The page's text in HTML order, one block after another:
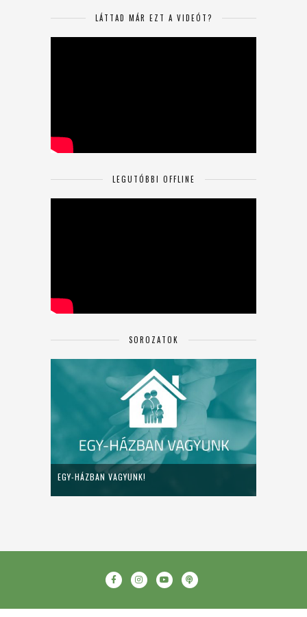
LÁTTAD MÁR EZT A VIDEÓT?
LEGUTÓBBI OFFLINE
SOROZATOK
EGY-HÁZBAN VAGYUNK!